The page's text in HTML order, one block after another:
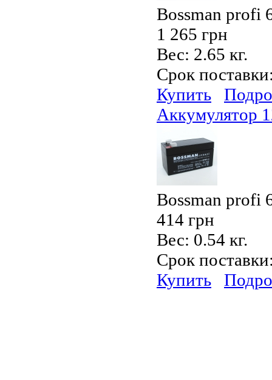
Bossman profi
1 265 грн
Вес: 2.65 кг.
Срок
Купить
Аккумулятор
Bossman profi
414 грн
Вес: 0.54 кг.
Срок
Купить